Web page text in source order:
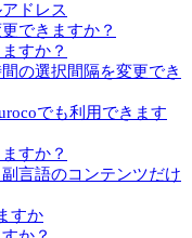
ドレス
できますか？
すか？
の選択間隔を変更でき
でも利用できます
すか？
言語のコンテンツだけ
すか